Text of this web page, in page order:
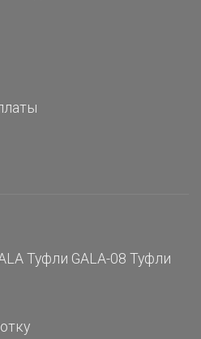
Туфли GALA-08 Туфли